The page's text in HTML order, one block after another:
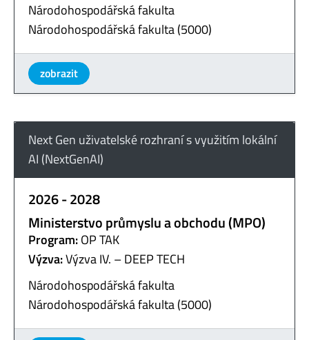
Národohospodářská fakulta
Národohospodářská fakulta (5000)
zobrazit
Next Gen uživatelské rozhraní s využitím lokální
AI (NextGenAI)
2026 - 2028
Ministerstvo průmyslu a obchodu (MPO)
Program:OP TAK
Výzva:Výzva IV. – DEEP TECH
Národohospodářská fakulta
Národohospodářská fakulta (5000)